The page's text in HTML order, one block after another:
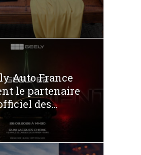
Auto France
le partenaire
des...